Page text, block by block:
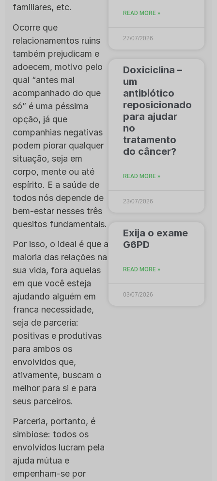
familiares, etc.
Ocorre que
relacionamentos ruins
também prejudicam e
adoecem, motivo pelo
qual “antes mal
acompanhado do que
só” é uma péssima
opção, já que
companhias negativas
podem piorar qualquer
situação, seja em
corpo, mente ou até
espírito. E a saúde de
todos nós depende de
bem-estar nesses três
quesitos fundamentais.
Por isso, o ideal é que a
maioria das relações na
sua vida, fora aquelas
em que você esteja
ajudando alguém em
franca necessidade,
seja de parceria:
positivas e produtivas
para ambos os
envolvidos que,
ativamente, buscam o
melhor para si e para
seus parceiros.
Parceria, portanto, é
simbiose: todos os
envolvidos lucram pela
ajuda mútua e
empenham-se por
READ MORE »
27/07/2026
Doxiciclina –
um
antibiótico
reposicionado
para ajudar
no
tratamento
do câncer?
READ MORE »
23/07/2026
Exija o exame
G6PD
READ MORE »
03/07/2026